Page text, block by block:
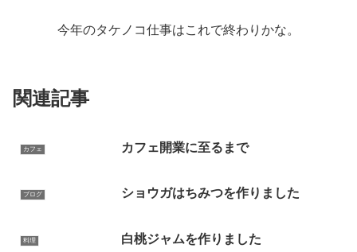
今年のタケノコ仕事はこれで終わりかな。
関連記事
カフェ カフェ開業に至るまで
ブログ ショウガはちみつを作りました
料理 白桃ジャムを作りました